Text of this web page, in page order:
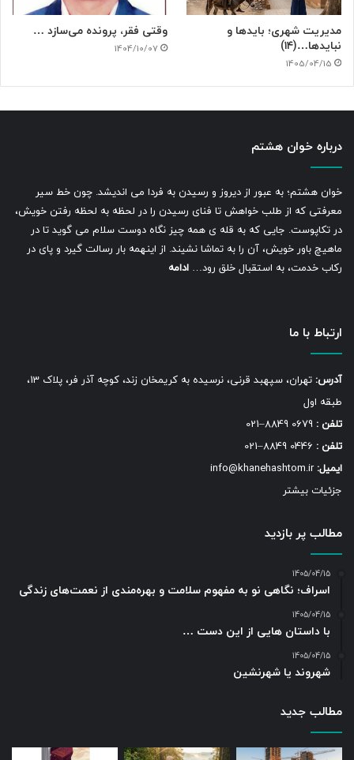
مدیریت شهری؛ بایدها و
نبایدها…(۱۴)
1405/04/15
وقتی فقر، پرونده می‌سازد …
1404/10/07
درباره خوان هشتم
خوان هشتم؛ به عبور از دیروز و رسیدن به فردا می اندیشد. چون خط سیر
معرفتی که از طلب خواهش تا فنای رسیدن را در لحظه به لحظه رفتن خویش،
در تکاپوست. جایی که به قله ی همه چیز نگاه دوست سلام می گوید تا در
ماهیچ باور خویش، آن را به تماشا نشیند. از اینهمه بار رسالت گیرد و پای در
رکاب خدمت، به استقبال خلق رود… ادامه
ارتباط با ما
آدرس:
تهران، سپهبد قرنی، نرسیده به کریمخان زند، کوچه آذر فر، پلاک 13،
طبقه اول
تلفن :
تلفن :
ایمیل:info@khanehashtom.ir
جزئیات بیشتر
مطالب پر بازدید
1405/04/15
اسراف؛ نگاهی نو به مفهوم سلامت و بهره‌مندی از نعمت‌های زندگی
1405/04/15
با داستان هایی از این دست …
1405/04/15
شهروند یا شهرنشین
مطالب جدید